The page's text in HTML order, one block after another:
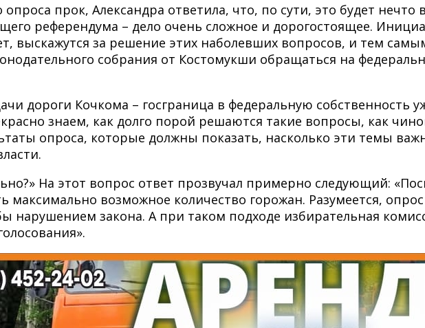
прок, Александра ответила, что, по сути, это будет
референдума – дело очень сложное и дорогостоящее.
выскажутся за решение этих наболевших вопросов, и тем
собрания от Костомукши обращаться на
дороги Кочкома – госграница в федеральную собственность
знаем, как долго порой решаются такие вопросы, как
опроса, которые должны показать, насколько эти темы
На этот вопрос ответ прозвучал примерно следующий:
максимально возможное количество горожан. Разумеется,
нарушением закона. А при таком подходе избирательная